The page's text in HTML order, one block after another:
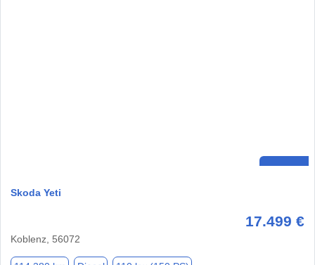
Skoda Yeti
17.499 €
Koblenz, 56072